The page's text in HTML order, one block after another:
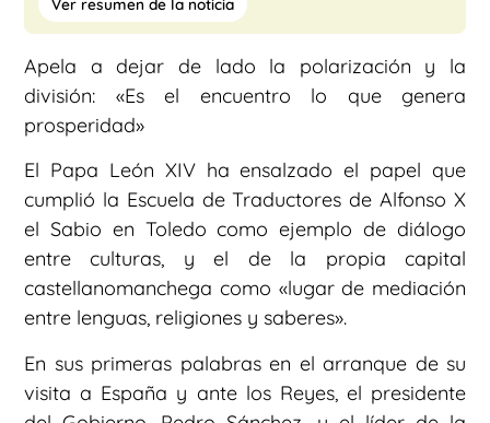
Ver resumen de la noticia
Apela a dejar de lado la polarización y la
división: «Es el encuentro lo que genera
prosperidad»
El Papa León XIV ha ensalzado el papel que
cumplió la Escuela de Traductores de Alfonso X
el Sabio en Toledo como ejemplo de diálogo
entre culturas, y el de la propia capital
castellanomanchega como «lugar de mediación
entre lenguas, religiones y saberes».
En sus primeras palabras en el arranque de su
visita a España y ante los Reyes, el presidente